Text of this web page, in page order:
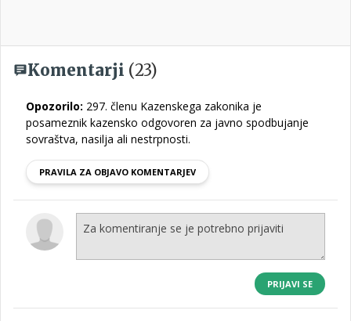
Komentarji (23)
Opozorilo: 297. členu Kazenskega zakonika je
posameznik kazensko odgovoren za javno spodbujanje
sovraštva, nasilja ali nestrpnosti.
PRAVILA ZA OBJAVO KOMENTARJEV
PRIJAVI SE